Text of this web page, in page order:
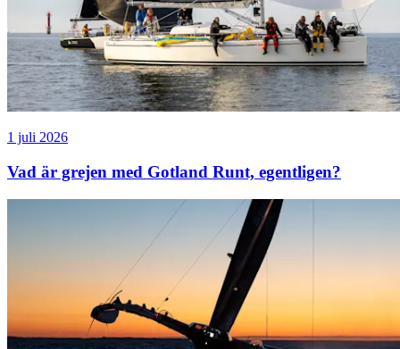
1 juli 2026
Vad är grejen med Gotland Runt, egentligen?